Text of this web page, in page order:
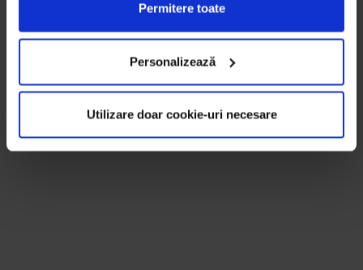
Permitere toate
Personalizează
Utilizare doar cookie-uri necesare